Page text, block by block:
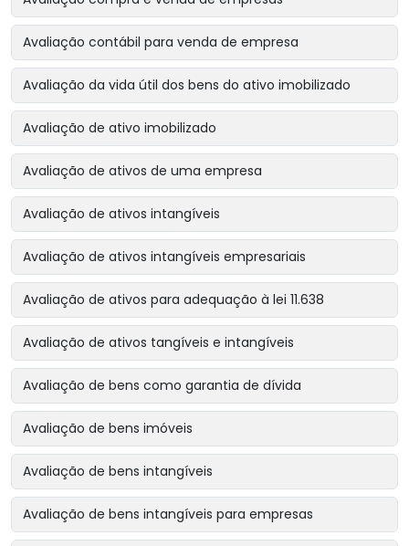
Avaliação contábil para venda de empresa
Avaliação da vida útil dos bens do ativo imobilizado
Avaliação de ativo imobilizado
Avaliação de ativos de uma empresa
Avaliação de ativos intangíveis
Avaliação de ativos intangíveis empresariais
Avaliação de ativos para adequação à lei 11.638
Avaliação de ativos tangíveis e intangíveis
Avaliação de bens como garantia de dívida
Avaliação de bens imóveis
Avaliação de bens intangíveis
Avaliação de bens intangíveis para empresas